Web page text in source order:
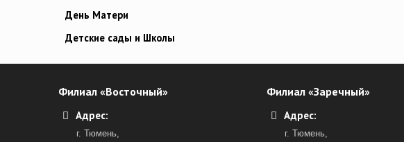
День Матери
Детские сады и Школы
Филиал «Восточный»
Адрес:
г. Тюмень,
Филиал «Заречный»
Адрес:
г. Тюмень,